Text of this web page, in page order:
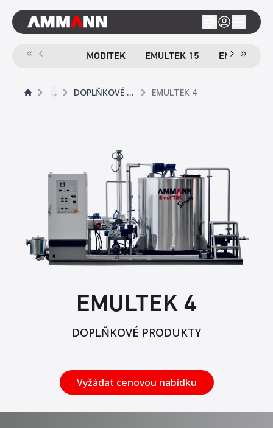
MODITEK EMULTEK 15 EMULTEK 4
... DOPLŇKOVÉ PRODUKTY EMULTEK 4
EMULTEK 4
DOPLŇKOVÉ PRODUKTY
Vyžádat cenovou nabídku